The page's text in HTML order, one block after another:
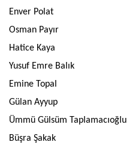
Enver Polat
Osman Payır
Hatice Kaya
Yusuf Emre Balık
Emine Topal
Gülan Ayyup
Ümmü Gülsüm Taplamacıoğlu
Büşra Şakak